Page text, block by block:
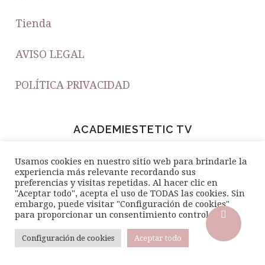
Tienda
AVISO LEGAL
POLÍTICA PRIVACIDAD
ACADEMIESTETIC TV
Usamos cookies en nuestro sitio web para brindarle la
experiencia más relevante recordando sus
preferencias y visitas repetidas. Al hacer clic en
"Aceptar todo", acepta el uso de TODAS las cookies. Sin
embargo, puede visitar "Configuración de cookies"
para proporcionar un consentimiento controlado..
Configuración de cookies Aceptar todo